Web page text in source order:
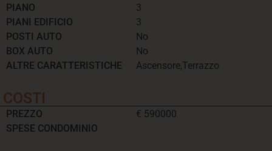
PIANO
PIANI EDIFICIO
POSTI AUTO
BOX AUTO
ALTRE CARATTERISTICHE
3
3
No
No
Ascensore,Terrazzo
COSTI
PREZZO
SPESE CONDOMINIO
€ 590000